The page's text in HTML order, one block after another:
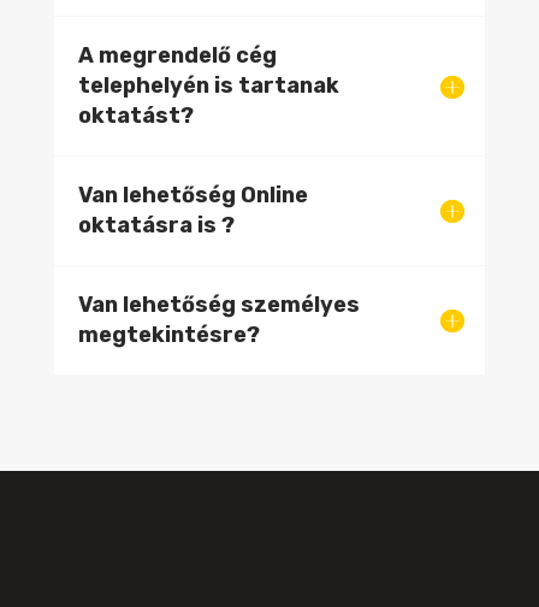
A megrendelő cég
telephelyén is tartanak
oktatást?
Van lehetőség Online
oktatásra is ?
Van lehetőség személyes
megtekintésre?